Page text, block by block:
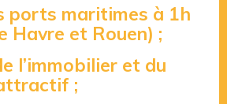
ports maritimes à 1h
Havre et Rouen) ;
l’immobilier et du
;